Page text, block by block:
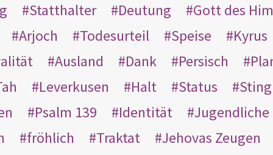
Statthalter Deutung
Gott des
Arjoch
Todesurteil Speise
Kyrus
Ausland Dank Persisch
Leverkusen Halt Status
Sting
Psalm 139 Identität
Jugendliche
fröhlich Traktat
Jehovas Zeugen